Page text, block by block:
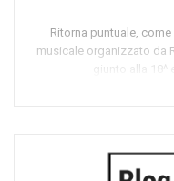
Ritorna puntuale,
musicale organizzato da
giunto alla